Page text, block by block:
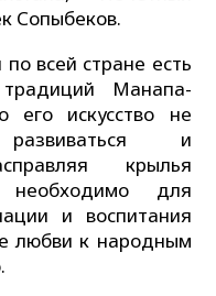
Сопыбеков.
всей стране есть
Манапа-
его искусство не
и
крылья
для
и воспитания
любви к народным